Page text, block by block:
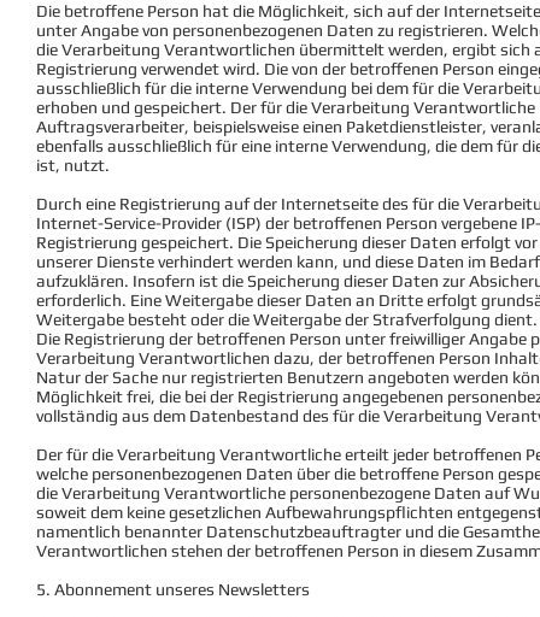
Die betroffene Person hat die Möglichkeit, sich auf der
unter Angabe von personenbezogenen Daten zu registrieren.
die Verarbeitung Verantwortlichen übermittelt werden, ergibt sich
Registrierung verwendet wird. Die von der betroffenen Person
ausschließlich für die interne Verwendung bei dem für die
erhoben und gespeichert. Der für die Verarbeitung
Auftragsverarbeiter, beispielsweise einen Paketdienstleister,
ebenfalls ausschließlich für eine interne Verwendung, die dem für
ist, nutzt.
Durch eine Registrierung auf der Internetseite des für die
Internet-Service-Provider (ISP) der betroffenen Person vergebene
Registrierung gespeichert. Die Speicherung dieser Daten erfolgt
unserer Dienste verhindert werden kann, und diese Daten im
aufzuklären. Insofern ist die Speicherung dieser Daten zur
erforderlich. Eine Weitergabe dieser Daten an Dritte erfolgt
Weitergabe besteht oder die Weitergabe der Strafverfolgung dient.
Die Registrierung der betroffenen Person unter freiwilliger Angabe
Verarbeitung Verantwortlichen dazu, der betroffenen Person
Natur der Sache nur registrierten Benutzern angeboten werden
Möglichkeit frei, die bei der Registrierung angegebenen
vollständig aus dem Datenbestand des für die Verarbeitung
Der für die Verarbeitung Verantwortliche erteilt jeder betroffenen
welche personenbezogenen Daten über die betroffene Person
die Verarbeitung Verantwortliche personenbezogene Daten auf
soweit dem keine gesetzlichen Aufbewahrungspflichten
namentlich benannter Datenschutzbeauftragter und die
Verantwortlichen stehen der betroffenen Person in diesem
5. Abonnement unseres Newsletters